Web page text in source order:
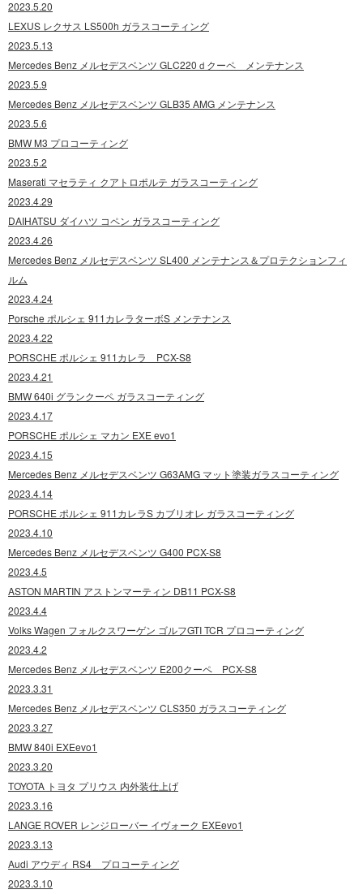
2023.5.20
LEXUS レクサス LS500h ガラスコーティング
2023.5.13
Mercedes Benz メルセデスベンツ GLC220ｄクーペ メンテナンス
2023.5.9
Mercedes Benz メルセデスベンツ GLB35 AMG メンテナンス
2023.5.6
BMW M3 プロコーティング
2023.5.2
Maserati マセラティ クアトロポルテ ガラスコーティング
2023.4.29
DAIHATSU ダイハツ コペン ガラスコーティング
2023.4.26
Mercedes Benz メルセデスベンツ SL400 メンテナンス＆プロテクションフィ
ルム
2023.4.24
Porsche ポルシェ 911カレラターボS メンテナンス
2023.4.22
PORSCHE ポルシェ 911カレラ PCX-S8
2023.4.21
BMW 640i グランクーペ ガラスコーティング
2023.4.17
PORSCHE ポルシェ マカン EXE evo1
2023.4.15
Mercedes Benz メルセデスベンツ G63AMG マット塗装ガラスコーティング
2023.4.14
PORSCHE ポルシェ 911カレラS カブリオレ ガラスコーティング
2023.4.10
Mercedes Benz メルセデスベンツ G400 PCX-S8
2023.4.5
ASTON MARTIN アストンマーティン DB11 PCX-S8
2023.4.4
Volks Wagen フォルクスワーゲン ゴルフGTI TCR プロコーティング
2023.4.2
Mercedes Benz メルセデスベンツ E200クーペ PCX-S8
2023.3.31
Mercedes Benz メルセデスベンツ CLS350 ガラスコーティング
2023.3.27
BMW 840i EXEevo1
2023.3.20
TOYOTA トヨタ プリウス 内外装仕上げ
2023.3.16
LANGE ROVER レンジローバー イヴォーク EXEevo1
2023.3.13
Audi アウディ RS4 プロコーティング
2023.3.10